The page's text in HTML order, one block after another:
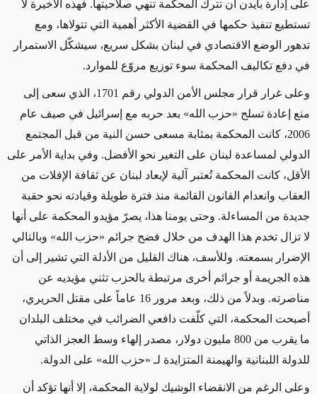
على إدارة بايدن أن تترك المحكمة تنهي صلاحيتها. فهذه الأخيرة لا
تستطيع تنفيذ حكمها في القضية الأكثر أهمية التي تتولاها، ومع
تدهور الوضع الاقتصادي في لبنان بشكل سريع، سيشكّل الاستمرار
في دفع تكاليف المحكمة سوء توزيع مروّع للموارد.
وعلى غرار قرار مجلس الأمن الدولي رقم 1701، الذي سعى إلى
منع إعادة تسلح «حزب الله» بعد حربه مع إسرائيل في صيف عام
2006، كانت المحكمة بمثابة مسعى حسن النية من قبل المجتمع
الدولي لمساعدة لبنان على التغير نحو الأفضل. وفي بداية الأمر
على
الأقل، كانت المحكمة تُعتبر آلية لإبعاد لبنان عن ثقافة الإفلات من
العقاب وانعدام القانون القائمة منذ فترة طويلة وقيادته نحو حقبة
جديدة من المساءلة. وحتى يومنا هذا، يصرّ مؤيدو المحكمة على أنها
لا تزال تخدم هذا الهدف من خلال فضح جرائم «حزب الله» وبالتالي
الإضرار بسمعته. وللأسف، هناك القليل من الأدلة التي تشير إلى أن
هذه الجريمة أو جرائم أخرى مرتبطة بالحزب تثني مؤيديه عن
مناصرته. وبدلاً من ذلك، وبعد مرور 16 عاماً على مقتل الحريري،
أصبحت المحكمة، التي كلّفت دافعي الضرائب في مختلف البلدان
ما يقرب من
الذاتي
للدولة اللبنانية والهيمنة المتزايدة لـ «حزب الله» على الدولة.
وعلى الرغم من الانقضاء الوشيك لولاية المحكمة، إلا أنها تؤكد أن